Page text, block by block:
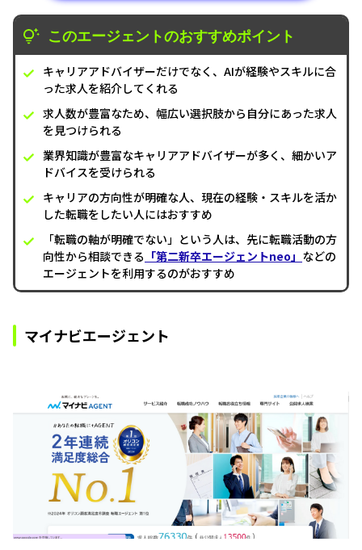
このエージェントのおすすめポイント
キャリアアドバイザーだけでなく、AIが経験やスキルに合
った求人を紹介してくれる
求人数が豊富なため、幅広い選択肢から自分にあった求人
を見つけられる
業界知識が豊富なキャリアアドバイザーが多く、細かいア
ドバイスを受けられる
キャリアの方向性が明確な人、現在の経験・スキルを活か
した転職をしたい人にはおすすめ
「転職の軸が明確でない」という人は、先に転職活動の方
向性から相談できる 「第二新卒エージェントneo」 などの
エージェントを利用するのがおすすめ
マイナビエージェント